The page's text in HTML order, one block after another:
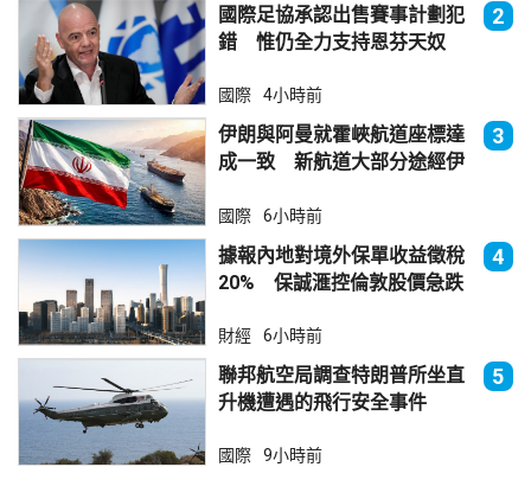
國際足協承認出售賽事計劃犯
錯 惟仍全力支持恩芬天奴
2
國際 4小時前
伊朗與阿曼就霍峽航道座標達
成一致 新航道大部分途經伊
3
國際 6小時前
據報內地對境外保單收益徵稅
20% 保誠滙控倫敦股價急跌
4
財經 6小時前
聯邦航空局調查特朗普所坐直
升機遭遇的飛行安全事件
5
國際 9小時前